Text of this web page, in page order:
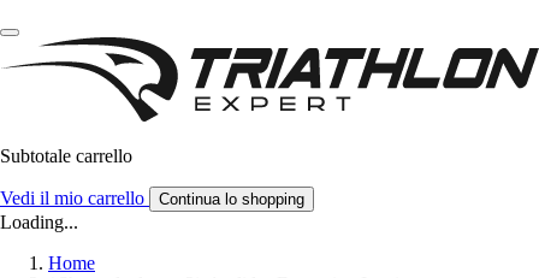
Subtotale carrello
Vedi il mio carrello Continua lo shopping
Loading...
Home